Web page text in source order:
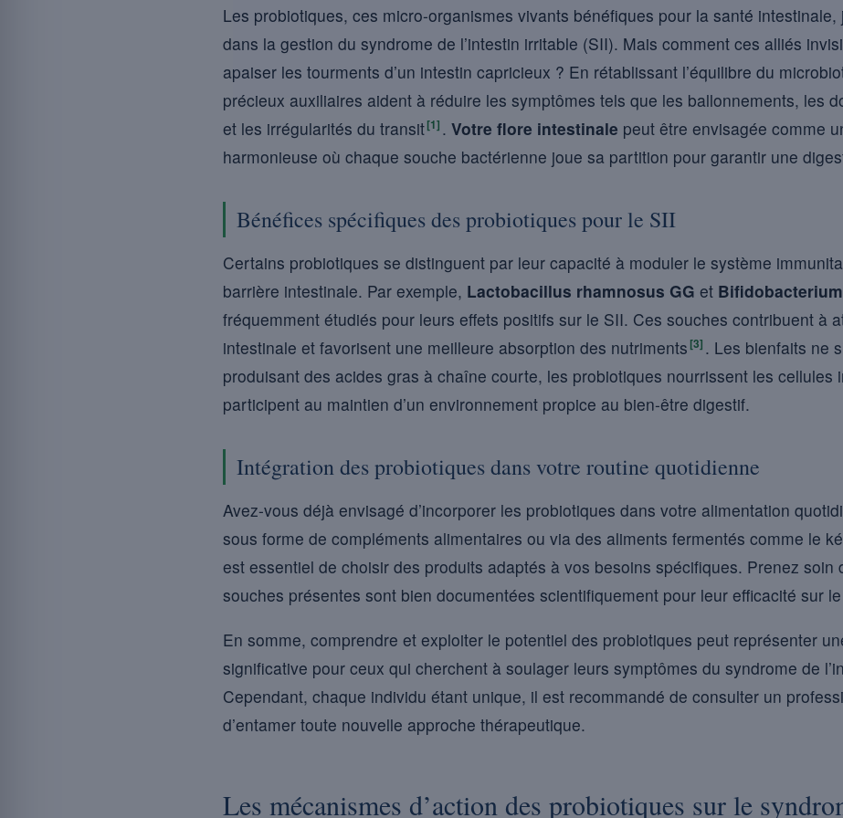
Les probiotiques, ces micro-organismes vivants bénéfiques pour la santé
dans la gestion du syndrome de l’intestin irritable (SII). Mais comment ces alliés
apaiser les tourments d’un intestin capricieux ? En rétablissant l’équilibre du
précieux auxiliaires aident à réduire les symptômes tels que les ballonnements, les
et les irrégularités du transit[1] . Votre flore intestinale peut être envisagée comme
harmonieuse où chaque souche bactérienne joue sa partition pour garantir une
Bénéfices spécifiques des probiotiques pour le SII
Certains probiotiques se distinguent par leur capacité à moduler le système
barrière intestinale. Par exemple, Lactobacillus rhamnosus GG et
fréquemment étudiés pour leurs effets positifs sur le SII. Ces souches contribuent à
intestinale et favorisent une meilleure absorption des nutriments [3] . Les bienfaits ne
produisant des acides gras à chaîne courte, les probiotiques nourrissent les cellules
participent au maintien d’un environnement propice au bien-être digestif.
Intégration des probiotiques dans votre routine quotidienne
Avez-vous déjà envisagé d’incorporer les probiotiques dans votre alimentation
sous forme de compléments alimentaires ou via des aliments fermentés comme le
est essentiel de choisir des produits adaptés à vos besoins spécifiques. Prenez soin
souches présentes sont bien documentées scientifiquement pour leur efficacité sur
En somme, comprendre et exploiter le potentiel des probiotiques peut représenter
significative pour ceux qui cherchent à soulager leurs symptômes du syndrome de
Cependant, chaque individu étant unique, il est recommandé de consulter un
d’entamer toute nouvelle approche thérapeutique.
Les mécanismes d’action des probiotiques sur le